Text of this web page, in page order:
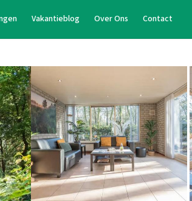
Vakantieblog Over Ons Contact